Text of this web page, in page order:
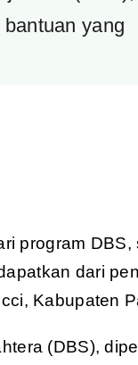
yang
program DBS,
dari
Kabupaten
(DBS),